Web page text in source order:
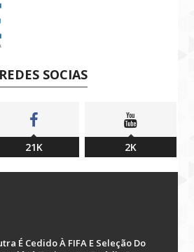
SOCIAS
21K 2K
É Cedido À FIFA E Seleção Do